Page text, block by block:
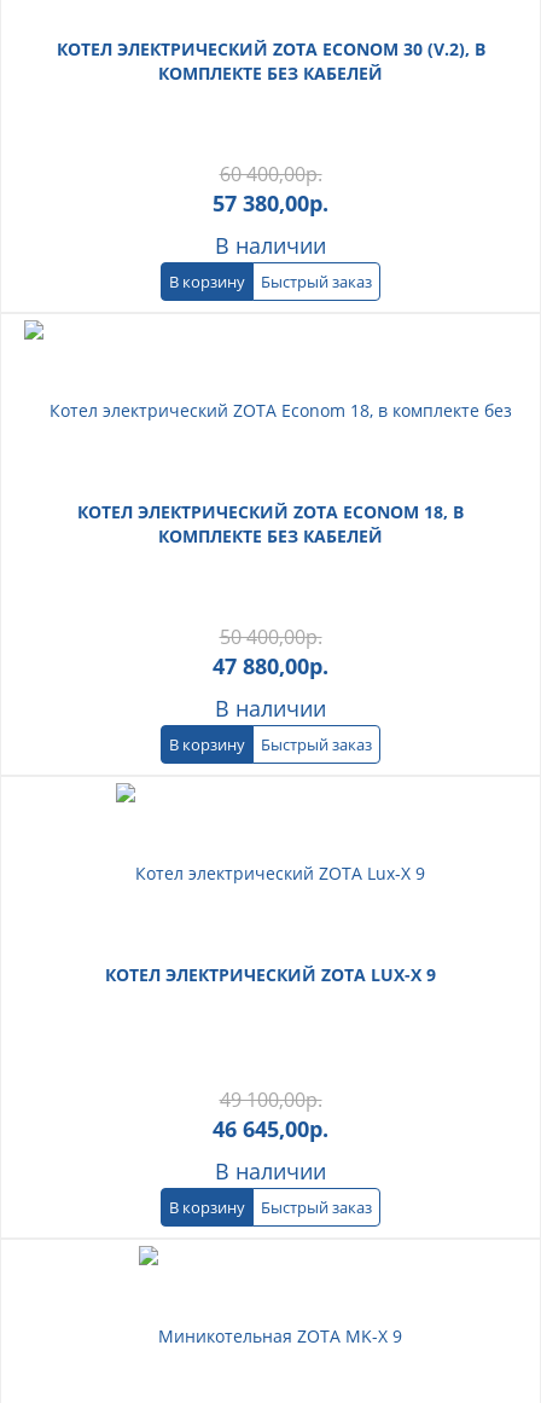
КОТЕЛ ЭЛЕКТРИЧЕСКИЙ ZOTA ECONOM 30 (V.2), В
КОМПЛЕКТЕ БЕЗ КАБЕЛЕЙ
60 400,00р.
57 380,00р.
В наличии
В корзину Быстрый заказ
КОТЕЛ ЭЛЕКТРИЧЕСКИЙ ZOTA ECONOM 18, В
КОМПЛЕКТЕ БЕЗ КАБЕЛЕЙ
50 400,00р.
47 880,00р.
В наличии
В корзину Быстрый заказ
КОТЕЛ ЭЛЕКТРИЧЕСКИЙ ZOTA LUX-X 9
49 100,00р.
46 645,00р.
В наличии
В корзину Быстрый заказ